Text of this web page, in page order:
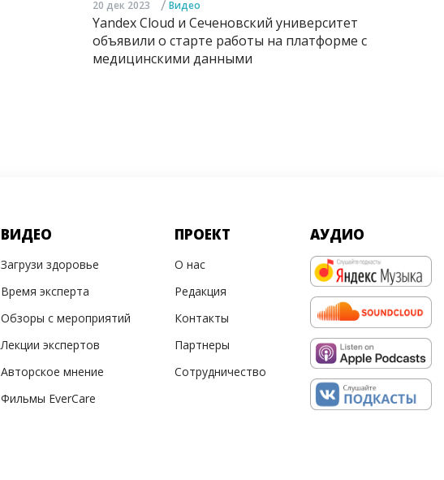
20 дек 2023 / Видео
Yandex Cloud и Сеченовский университет
объявили о старте работы на платформе с
медицинскими данными
ВИДЕО
Загрузи здоровье
Время эксперта
Обзоры с мероприятий
Лекции экспертов
Авторское мнение
Фильмы EverCare
ПРОЕКТ
О нас
Редакция
Контакты
Партнеры
Сотрудничество
АУДИО